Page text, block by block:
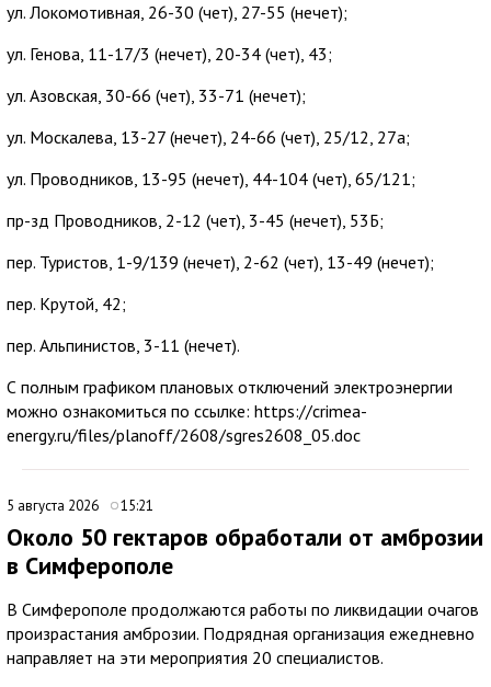
ул. Локомотивная, 26-30 (чет), 27-55 (нечет);
ул. Генова, 11-17/3 (нечет), 20-34 (чет), 43;
ул. Азовская, 30-66 (чет), 33-71 (нечет);
ул. Москалева, 13-27 (нечет), 24-66 (чет), 25/12, 27а;
ул. Проводников, 13-95 (нечет), 44-104 (чет), 65/121;
пр-зд Проводников, 2-12 (чет), 3-45 (нечет), 53Б;
пер. Туристов, 1-9/139 (нечет), 2-62 (чет), 13-49 (нечет);
пер. Крутой, 42;
пер. Альпинистов, 3-11 (нечет).
С полным графиком плановых отключений электроэнергии
можно ознакомиться по ссылке: https://crimea-
energy.ru/files/planoff/2608/sgres2608_05.doc
5 августа 2026 15:21
Около 50 гектаров обработали от амброзии
в Симферополе
В Симферополе продолжаются работы по ликвидации очагов
произрастания амброзии. Подрядная организация ежедневно
направляет на эти мероприятия 20 специалистов.